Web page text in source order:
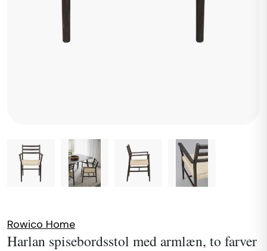
Rowico Home
Harlan spisebordsstol med armlæn, to farver